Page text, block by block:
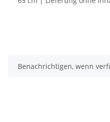
Benachrichtigen, wenn